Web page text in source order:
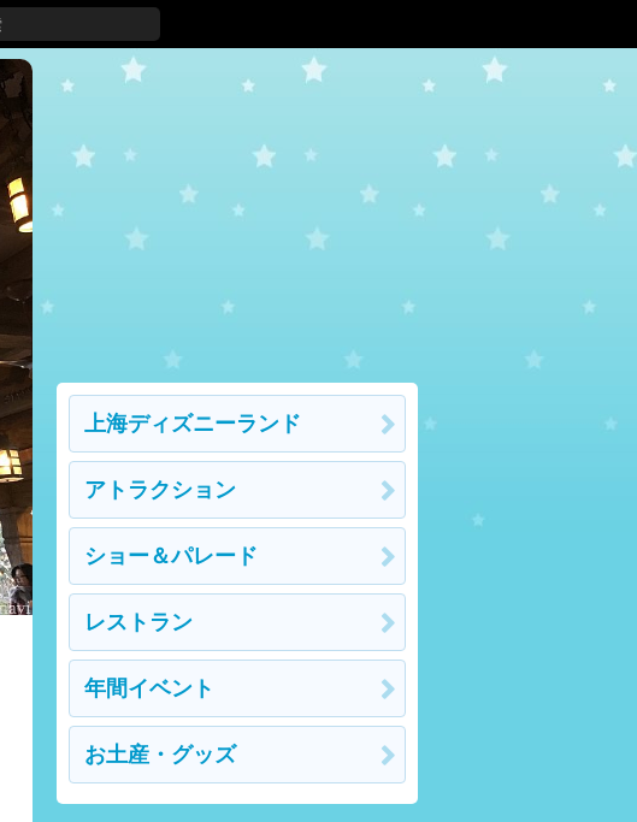
上海ディズニーランド
アトラクション
ショー＆パレード
レストラン
年間イベント
お土産・グッズ